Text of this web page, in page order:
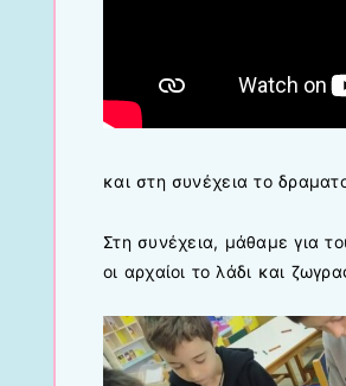
και στη συνέχεια το
Στη συνέχεια, μάθαμε για
οι αρχαίοι το λάδι και